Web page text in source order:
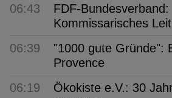
06:43
FDF-Bundesverband:
Kommissarisches
06:39
"1000 gute Gründe":
Provence
06:19
Ökokiste e.V.: 30